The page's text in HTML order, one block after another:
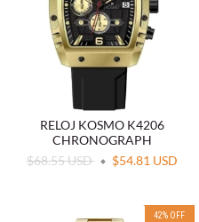
RELOJ KOSMO K4206
CHRONOGRAPH
$68.55 USD
$54.81 USD
42% OFF